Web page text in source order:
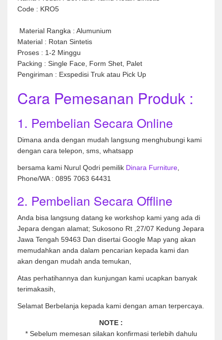
Code : KRO5
Material Rangka : Alumunium
Material : Rotan Sintetis
Proses : 1-2 Minggu
Packing : Single Face, Form Shet, Palet
Pengiriman : Exspedisi Truk atau Pick Up
Cara Pemesanan Produk :
1. Pembelian Secara Online
Dimana anda dengan mudah langsung menghubungi kami
dengan cara telepon, sms, whatsapp
bersama kami Nurul Qodri pemilik Dinara Furniture
Phone/WA : 0895 7063 64431
2. Pembelian Secara Offline
Anda bisa langsung datang ke workshop kami yang ada di
Jepara dengan alamat; Sukosono Rt ,27/07 Kedung Jepara
Jawa Tengah 59463 Dan disertai Google Map yang akan
memudahkan anda dalam pencarian kepada kami dan
akan dengan mudah anda temukan,
Atas perhatihannya dan kunjungan kami ucapkan banyak
terimakasih,
Selamat Berbelanja kepada kami dengan aman terpercaya.
NOTE :
* Sebelum memesan silakan konfirmasi terlebih dahulu